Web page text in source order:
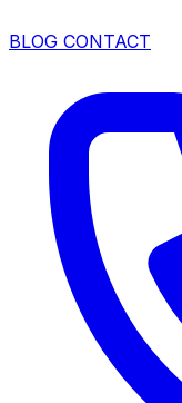
BLOG CONTACT